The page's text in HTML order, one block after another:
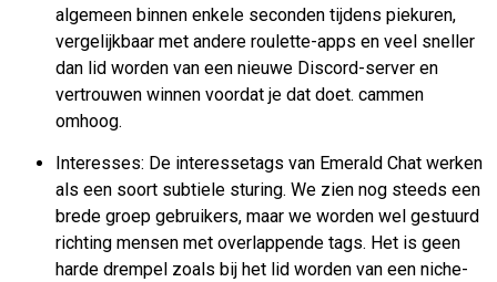
algemeen binnen enkele seconden tijdens piekuren,
vergelijkbaar met andere roulette-apps en veel sneller
dan lid worden van een nieuwe Discord-server en
vertrouwen winnen voordat je dat doet. cammen
omhoog.
Interesses: De interessetags van Emerald Chat werken
als een soort subtiele sturing. We zien nog steeds een
brede groep gebruikers, maar we worden wel gestuurd
richting mensen met overlappende tags. Het is geen
harde drempel zoals bij het lid worden van een niche-